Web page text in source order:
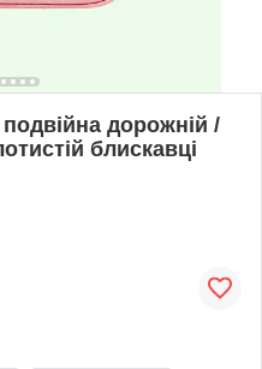
дорожній /
блискавці